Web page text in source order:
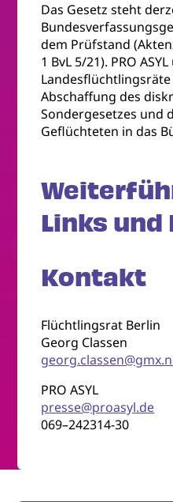
Das Gesetz steht
dem Prüfstand
1 BvL 5/21). PRO
Abschaffung des
Sondergesetzes und
Geflüchteten in das
Links
Kontakt
Flüchtlingsrat Berlin
Georg Classen
PRO ASYL
presse@proasyl.de
069–242314-30